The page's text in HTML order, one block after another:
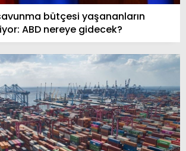
bütçesi yaşananların
ABD nereye gidecek?